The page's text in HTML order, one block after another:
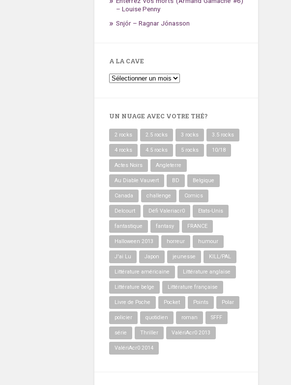
– Louise Penny
Snjór – Ragnar Jónasson
A LA CAVE
A
la
UN NUAGE AVEC VOTRE THÉ?
2 rocks 2.5 rocks 3 rocks 3.5 rocks
4 rocks 4.5 rocks 5 rocks 10/18
Actes Noirs Angleterre
Au Diable Vauvert BD Belgique
Canada challenge Comics
Delcourt Défi Valeriacr0 Etats-Unis
fantastique fantasy FRANCE
Halloween 2013 horreur humour
J'ai Lu Japon jeunesse KILL/PAL
Littérature américaine Littérature anglaise
Littérature belge Littérature française
Livre de Poche Pocket Points Polar
policier quotidien roman SFFF
série Thriller ValériAcr0 2013
ValériAcr0 2014